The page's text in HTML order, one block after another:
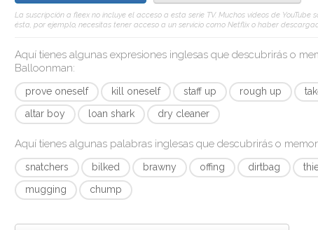
La suscripción a fleex no incluye el acceso a esta serie TV. Muchos vídeos de
ésta, por ejemplo, necesitas tener acceso a un servicio como Netflix o haber
Aquí tienes algunas expresiones inglesas que descubrirás o
Balloonman:
prove oneself kill oneself staff up rough up
altar boy
loan shark dry cleaner
Aquí tienes algunas palabras inglesas que descubrirás o
snatchers bilked brawny offing dirtbag
mugging
chump